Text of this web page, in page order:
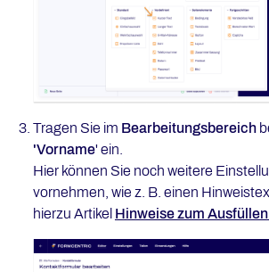
Tragen Sie im Bearbeitungsbereich
'Vorname' ein.
Hier können Sie noch weitere
vornehmen, wie z. B. einen
hierzu Artikel Hinweise zum